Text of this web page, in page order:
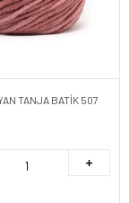
TANJA BATİK 507